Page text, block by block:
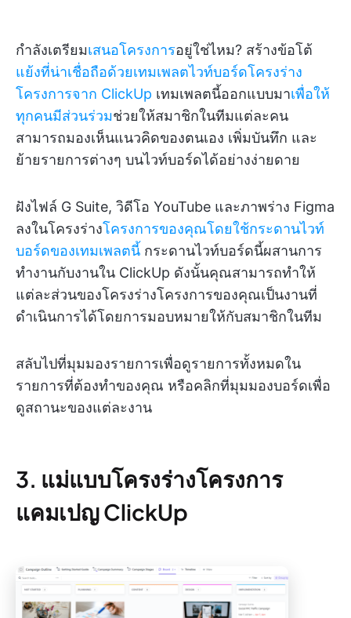
กำลังเตรียมเสนอโครงการอยู่ใช่ไหม? สร้างข้อโต้
แย้งที่น่าเชื่อถือด้วยเทมเพลตไวท์บอร์ดโครงร่าง
โครงการจาก ClickUp เทมเพลตนี้ออกแบบมาเพื่อให้
ทุกคนมีส่วนร่วมช่วยให้สมาชิกในทีมแต่ละคน
สามารถมองเห็นแนวคิดของตนเอง เพิ่มบันทึก และ
ย้ายรายการต่างๆ บนไวท์บอร์ดได้อย่างง่ายดาย
ฝังไฟล์ G Suite, วิดีโอ YouTube และภาพร่าง Figma
ลงในโครงร่างโครงการของคุณโดยใช้กระดานไวท์
บอร์ดของเทมเพลตนี้ กระดานไวท์บอร์ดนี้ผสานการ
ทำงานกับงานใน ClickUp ดังนั้นคุณสามารถทำให้
แต่ละส่วนของโครงร่างโครงการของคุณเป็นงานที่
ดำเนินการได้โดยการมอบหมายให้กับสมาชิกในทีม
สลับไปที่มุมมองรายการเพื่อดูรายการทั้งหมดใน
รายการที่ต้องทำของคุณ หรือคลิกที่มุมมองบอร์ดเพื่อ
ดูสถานะของแต่ละงาน
3. แม่แบบโครงร่างโครงการ
แคมเปญ ClickUp